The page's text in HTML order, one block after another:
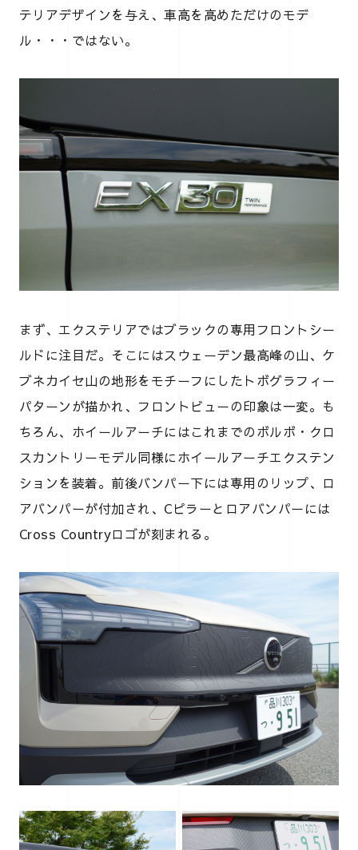
テリアデザインを与え、車高を高めただけのモデ
ル・・・ではない。
まず、エクステリアではブラックの専用フロントシー
ルドに注目だ。そこにはスウェーデン最高峰の山、ケ
ブネカイセ山の地形をモチーフにしたトボグラフィー
パターンが描かれ、フロントビューの印象は一変。も
ちろん、ホイールアーチにはこれまでのボルボ・クロ
スカントリーモデル同様にホイールアーチエクステン
ションを装着。前後バンパー下には専用のリップ、ロ
アバンパーが付加され、Cピラーとロアバンパーには
Cross Countryロゴが刻まれる。